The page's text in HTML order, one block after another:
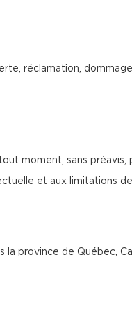
réclamation,
moment, sans
et aux limitations
la province de Québec,